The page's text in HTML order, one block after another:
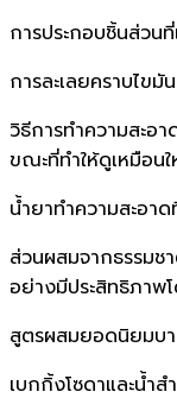
การประกอบชิ้นส่วน
การละเลยคราบไข
วิธีการทำความสะอ
ขณะที่ทำให้ดูเหมือน
น้ำยาทำความสะอา
ส่วนผสมจากธรรมช
อย่างมีประสิทธิภาพ
สูตรผสมยอดนิยมบ
เบกกิ้งโซดาและน้ำ